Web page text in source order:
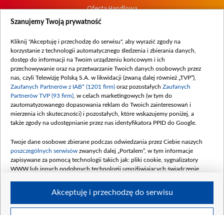
Oferta Handlowa
Dostępność
Procedura zgłoszeń wewnętrznych
Szanujemy Twoją prywatność
Kliknij "Akceptuję i przechodzę do serwisu", aby wyrazić zgody na
korzystanie z technologii automatycznego śledzenia i zbierania danych,
dostęp do informacji na Twoim urządzeniu końcowym i ich
przechowywanie oraz na przetwarzanie Twoich danych osobowych przez
nas, czyli Telewizję Polską S.A. w likwidacji (zwaną dalej również „TVP”),
Zaufanych Partnerów z IAB* (1201 firm) oraz pozostałych Zaufanych
Partnerów TVP (93 firm) , w celach marketingowych (w tym do
zautomatyzowanego dopasowania reklam do Twoich zainteresowań i
mierzenia ich skuteczności) i pozostałych, które wskazujemy poniżej, a
także zgody na udostępnianie przez nas identyfikatora PPID do Google.
Twoje dane osobowe zbierane podczas odwiedzania przez Ciebie naszych
poszczególnych serwisów zwanych dalej „Portalem”, w tym informacje
zapisywane za pomocą technologii takich jak: pliki cookie, sygnalizatory
WWW lub innych podobnych technologii umożliwiających świadczenie
Akceptuję i przechodzę do serwisu